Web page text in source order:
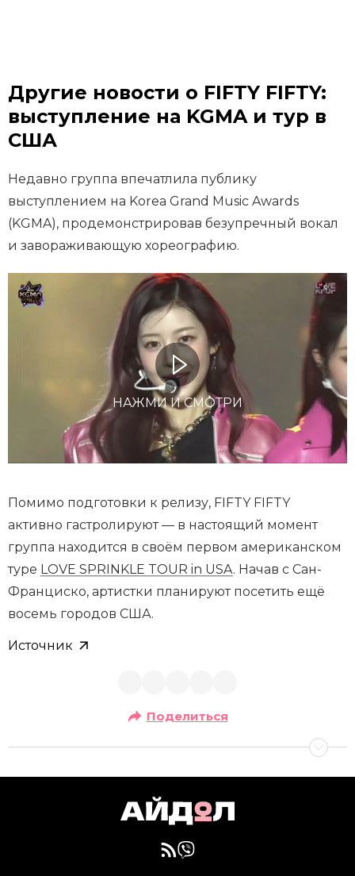
Другие новости о FIFTY FIFTY:
выступление на KGMA и тур в
США
Недавно группа впечатлила публику
выступлением на Korea Grand Music Awards
(KGMA), продемонстрировав безупречный вокал
и завораживающую хореографию.
НАЖМИ И СМОТРИ
Помимо подготовки к релизу, FIFTY FIFTY
активно гастролируют — в настоящий момент
группа находится в своём первом американском
туре LOVE SPRINKLE TOUR in USA. Начав с Сан-
Франциско, артистки планируют посетить ещё
восемь городов США.
Источник
Поделиться